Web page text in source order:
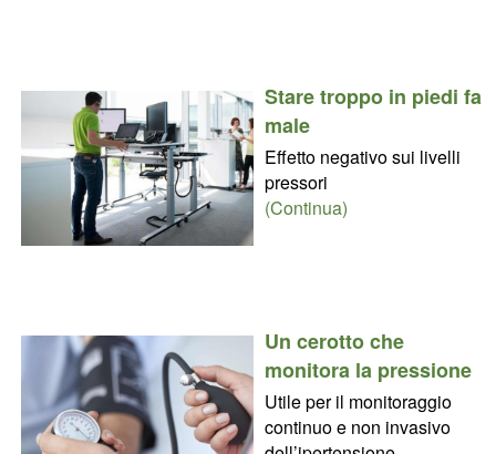
Stare troppo in piedi fa
male
Effetto negativo sui livelli
pressori
(Continua)
Un cerotto che
monitora la pressione
Utile per il monitoraggio
continuo e non invasivo